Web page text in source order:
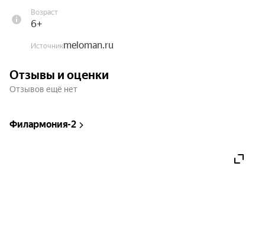
Возраст
6+
Источникmeloman.ru
Отзывы и оценки
Отзывов ещё нет
Филармония-2